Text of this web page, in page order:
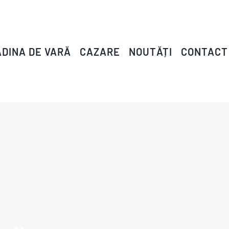
DE VARĂ CAZARE NOUTĂȚI CONTACT